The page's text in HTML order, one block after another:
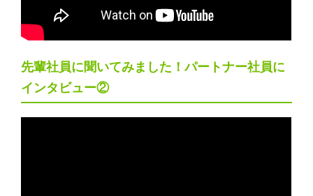
先輩社員に聞いてみました！パートナー社員に
インタビュー②